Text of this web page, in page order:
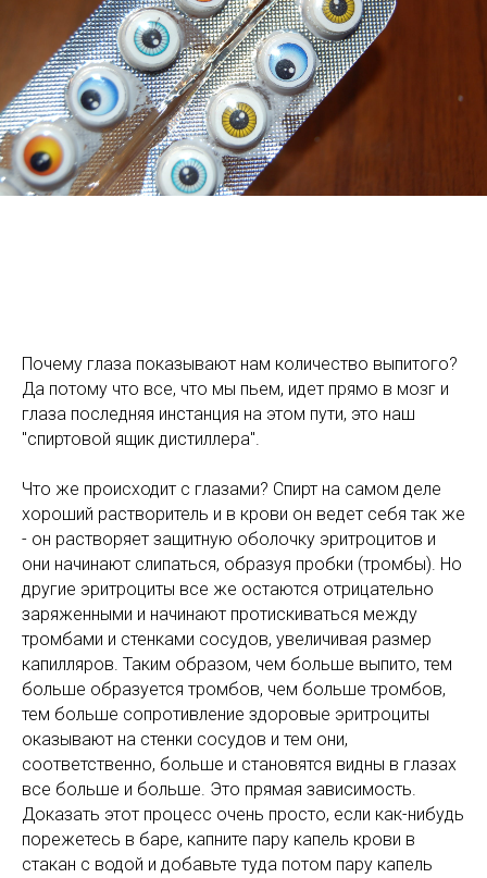
Почему глаза показывают нам количество выпитого?
Да потому что все, что мы пьем, идет прямо в мозг и
глаза последняя инстанция на этом пути, это наш
"спиртовой ящик дистиллера".
Что же происходит с глазами? Спирт на самом деле
хороший растворитель и в крови он ведет себя так же
- он растворяет защитную оболочку эритроцитов и
они начинают слипаться, образуя пробки (тромбы). Но
другие эритроциты все же остаются отрицательно
заряженными и начинают протискиваться между
тромбами и стенками сосудов, увеличивая размер
капилляров. Таким образом, чем больше выпито, тем
больше образуется тромбов, чем больше тромбов,
тем больше сопротивление здоровые эритроциты
оказывают на стенки сосудов и тем они,
соответственно, больше и становятся видны в глазах
все больше и больше. Это прямая зависимость.
Доказать этот процесс очень просто, если как-нибудь
порежетесь в баре, капните пару капель крови в
стакан с водой и добавьте туда потом пару капель